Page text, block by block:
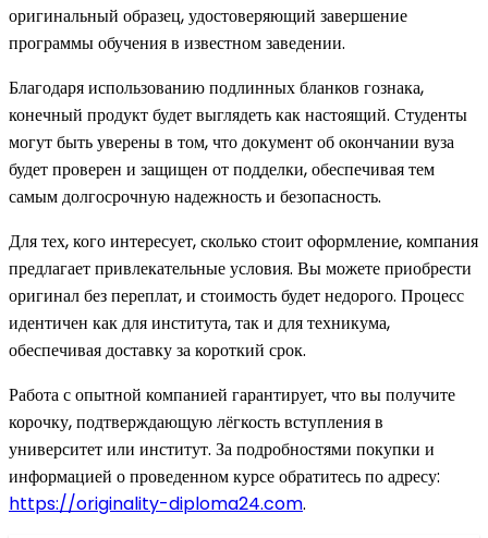
оригинальный образец, удостоверяющий завершение
программы обучения в известном заведении.
Благодаря использованию подлинных бланков гознака,
конечный продукт будет выглядеть как настоящий. Студенты
могут быть уверены в том, что документ об окончании вуза
будет проверен и защищен от подделки, обеспечивая тем
самым долгосрочную надежность и безопасность.
Для тех, кого интересует, сколько стоит оформление, компания
предлагает привлекательные условия. Вы можете приобрести
оригинал без переплат, и стоимость будет недорого. Процесс
идентичен как для института, так и для техникума,
обеспечивая доставку за короткий срок.
Работа с опытной компанией гарантирует, что вы получите
корочку, подтверждающую лёгкость вступления в
университет или институт. За подробностями покупки и
информацией о проведенном курсе обратитесь по адресу:
https://originality-diploma24.com.